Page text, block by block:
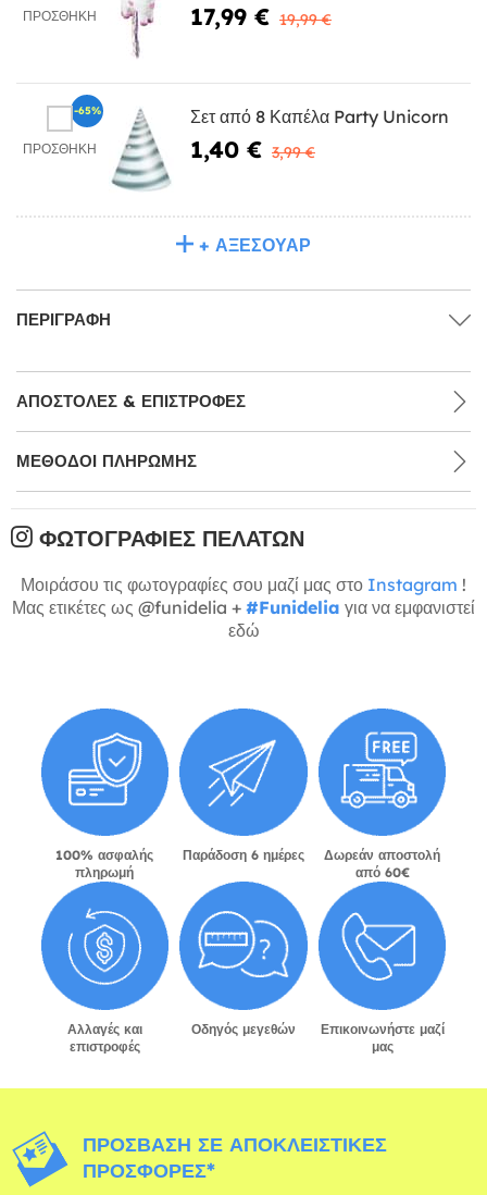
ΠΡΟΣΘΉΚΗ 17,99 € 19,99 €
ΠΡΟΣΘΉΚΗ
Σετ από 8 Καπέλα Party Unicorn
1,40 € 3,99 €
-65%
+ ΑΞΕΣΟΥΆΡ
ΠΕΡΙΓΡΑΦΉ
ΑΠΟΣΤΟΛΈΣ & ΕΠΙΣΤΡΟΦΈΣ
ΜΕΘΌΔΟΙ ΠΛΗΡΩΜΉΣ
ΦΩΤΟΓΡΑΦΊΕΣ ΠΕΛΑΤΏΝ
Μοιράσου τις φωτογραφίες σου μαζί μας στο Instagram !
Μας ετικέτες ως @funidelia + #Funidelia για να εμφανιστεί
εδώ
100% ασφαλής
πληρωμή
Παράδοση 6 ημέρες
Δωρεάν αποστολή
από 60€
Αλλαγές και
επιστροφές
Οδηγός μεγεθών
Επικοινωνήστε μαζί
μας
ΠΡΌΣΒΑΣΗ ΣΕ ΑΠΟΚΛΕΙΣΤΙΚΈΣ
ΠΡΟΣΦΟΡΈΣ*